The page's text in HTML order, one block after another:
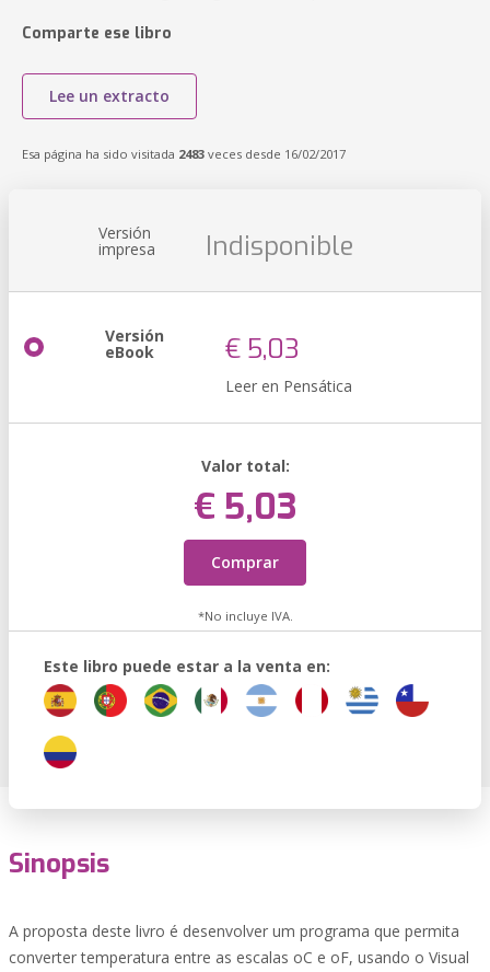
Comparte ese libro
Lee un extracto
Esa página ha sido visitada 2483 veces desde 16/02/2017
Versión
impresa Indisponible
Versión
eBook € 5,03
Leer en Pensática
Valor total:
€ 5,03
Comprar
*No incluye IVA.
Este libro puede estar a la venta en:
Sinopsis
A proposta deste livro é desenvolver um programa que permita
converter temperatura entre as escalas oC e oF, usando o Visual